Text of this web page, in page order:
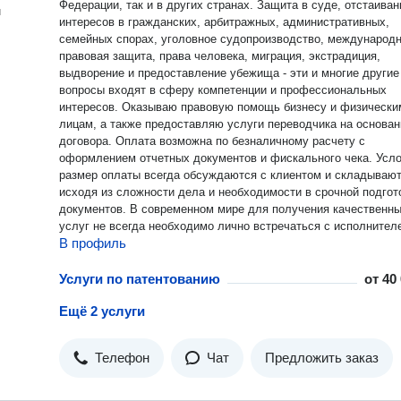
Федерации, так и в других странах. Защита в суде, отстаивание
интересов в гражданских, арбитражных, административных,
семейных спорах, уголовное судопроизводство,
правовая защита, права человека, миграция, экстрадиция,
выдворение и предоставление убежища - эти и многие другие
вопросы входят в сферу компетенции и профессиональных
интересов. Оказываю правовую помощь бизнесу и физическим
лицам, а также предоставляю услуги переводчика на
договора. Оплата возможна по безналичному расчету с
оформлением отчетных документов и фискального чека.
размер оплаты всегда обсуждаются с клиентом и
исходя из сложности дела и необходимости в срочной
документов. В современном мире для получения качественных
услуг не всегда необходимо лично встречаться с
Зачастую достаточно изложить суть дела по телефону или
задачи, уточнить необходимую информацию, определить
другие нюансы сотрудничества. Вы можете в любое удобное для
crimes, extradition defense and human rights law in the Russian
В профиль
Услуги по патентованию от40
Ещё 2 услуги
Телефон Чат Предложить заказ